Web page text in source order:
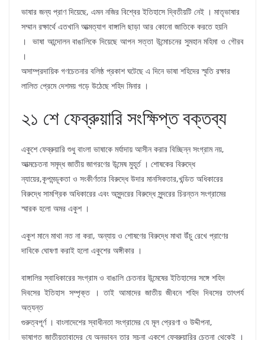
ভাষার জন্য প্রাণ দিয়েছে, এমন নজির বিশ্বের ইতিহাসে দ্বিতীয়টি নেই । মাতৃভাষার
সম্মান রক্ষার্থে এতখানি আত্মত্যাগ বাঙ্গালি ছাড়া আর কোনো জাতিকে করতে হয়নি
। ভাষা আন্দোলন বাঙালিকে দিয়েছে আপন সত্তা উন্মোচনের সুমহান মহিমা ও গৌরব
।
অসাম্প্রদায়িক গণচেতনার বলিষ্ঠ প্রকাশ ঘটেছে এ দিনে ভাষা শহিদের স্মৃতি রক্ষার
লালিত প্রেমে দেশময় গড়ে উঠেছে শহিদ মিনার ।
২১ শে ফেব্রুয়ারি সংক্ষিপ্ত বক্তব্য
একুশে ফেব্রুয়ারি শুধু বাংলা ভাষাকে মর্যাদায় আসীন করার বিচ্ছিন্ন সংগ্রাম নয়,
আত্মচেতনা সমৃদ্ধ জাতীয় জাগরণের উন্মেষ মুহূর্ত । শোষকের বিরুদ্ধে
ন্যায়ের,কূপমন্ডূকতা ও সংকীর্ণতার বিরুদ্ধে উদার মানসিকতার,খন্ডিত অধিকারের
বিরুদ্ধে সামগ্রিক অধিকারের এবং অসুন্দরের বিরুদ্ধে সুন্দরের চিরন্তন সংগ্রামের
স্মারক হলো অমর একুশ ।
একুশ মানে মাথা নত না করা, অন্যায় ও শোষণের বিরুদ্ধে মাথা উঁচু রেখে প্রাণের
দাবিকে ঘোষণা করাই হলো একুশের অঙ্গীকার ।
বাঙ্গালির স্বাধিকারের সংগ্রাম ও বাঙালি চেতনার উন্মেষের ইতিহাসের সঙ্গে শহিদ
দিবসের ইতিহাস সম্পৃক্ত । তাই আমাদের জাতীয় জীবনে শহিদ দিবসের তাৎপর্য
অত্যন্ত
গুরুত্বপূর্ণ । বাংলাদেশের স্বাধীনতা সংগ্রামের যে মূল প্রেরণা ও উদ্দীপনা,
ভাষাগত জাতীয়তাবাদের যে অনুভাবন তার সূচনা একুশে ফেব্রুয়ারির চেতনা থেকেই ।